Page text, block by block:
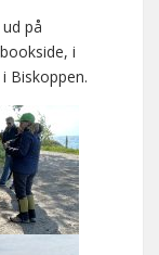
på
i
Biskoppen.